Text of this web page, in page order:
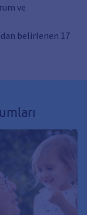
ve
belirlenen 17